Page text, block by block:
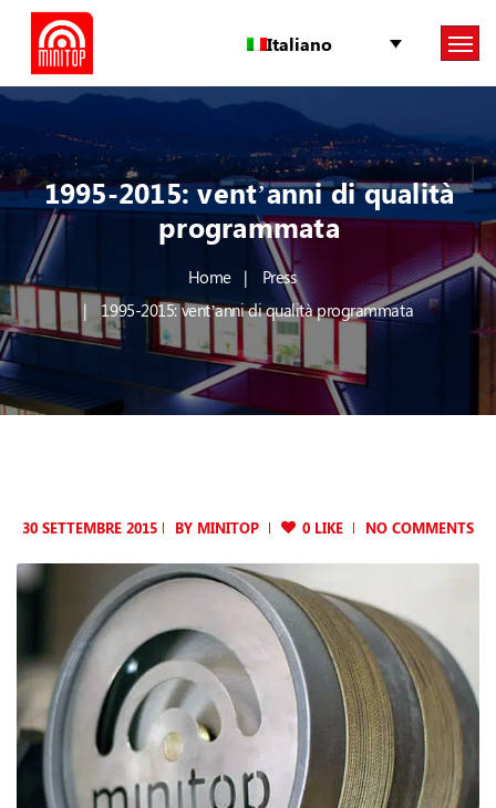
Italiano
1995-2015: vent’anni di qualità
programmata
Home
Press
1995-2015: vent’anni di qualità programmata
30 SETTEMBRE 2015 BY MINITOP 0 LIKE NO COMMENTS